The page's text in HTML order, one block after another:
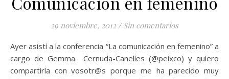
29 noviembre, 2012 / Sin comentarios
Ayer asistí a la conferencia “La comunicación en femenino” a
cargo de Gemma Cernuda-Canelles (@peixco) y quiero
compartirla con vosotr@s porque me ha parecido muy